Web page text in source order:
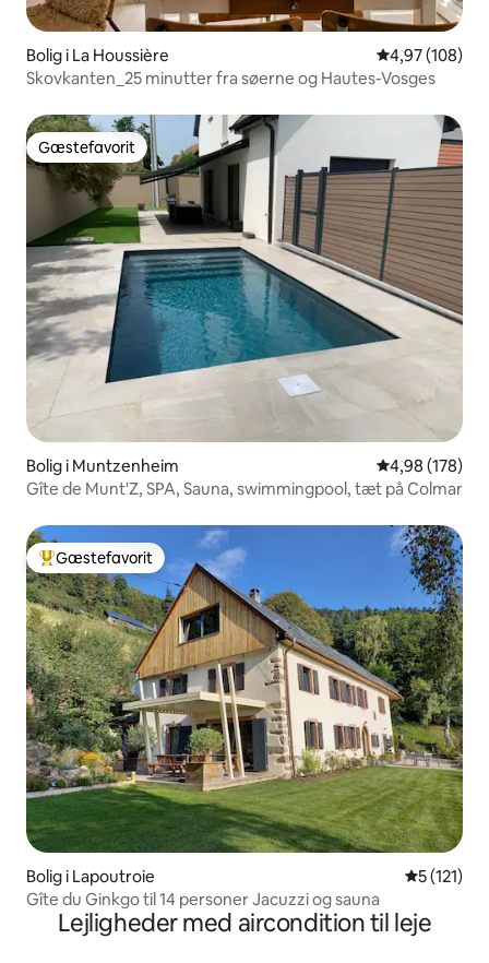
Bolig i La Houssière 4,97 ud af 5 i
4,97 (108)
Skovkanten_25 minutter fra søerne og Hautes-Vosges
Gæstefavorit
Gæstefavorit
Bolig i Muntzenheim 4,98 ud af 5 i
4,98 (178)
Gîte de Munt'Z, SPA, Sauna, swimmingpool, tæt på Colmar
Bedste gæstefavorit
Gæstefavorit
Bolig i Lapoutroie 5 ud af 5 i
5 (121)
Gîte du Ginkgo til 14 personer Jacuzzi og sauna
Lejligheder med aircondition til leje